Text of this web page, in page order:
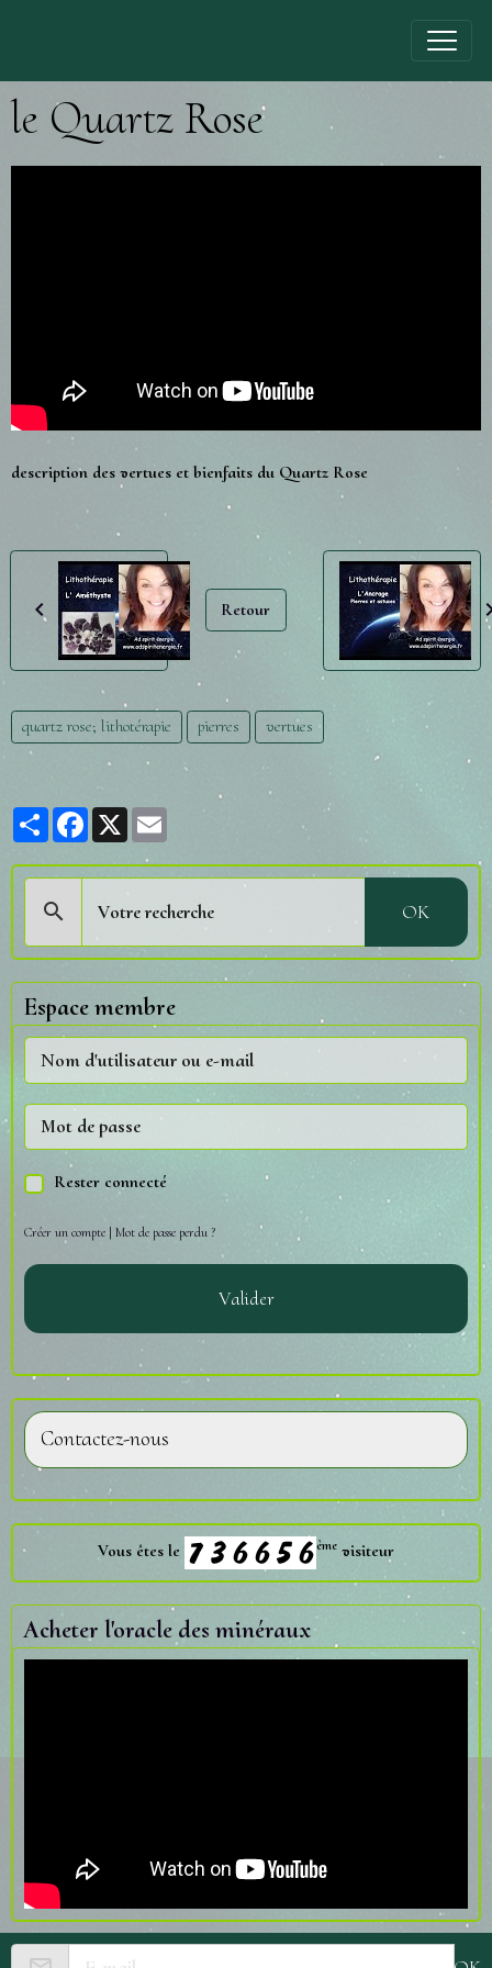
le Quartz Rose
description des vertues et bienfaits du Quartz Rose
Retour
quartz rose; lithotérapie pierres vertues
PartagerFacebook
X Email
OK
Espace membre
Rester connecté
Créer un compte | Mot de passe perdu ?
Valider
Contactez-nous
Vous êtes le ème visiteur
Acheter l'oracle des minéraux